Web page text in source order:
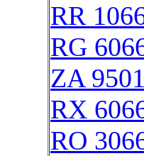
RR
RG
ZA
RX
RO